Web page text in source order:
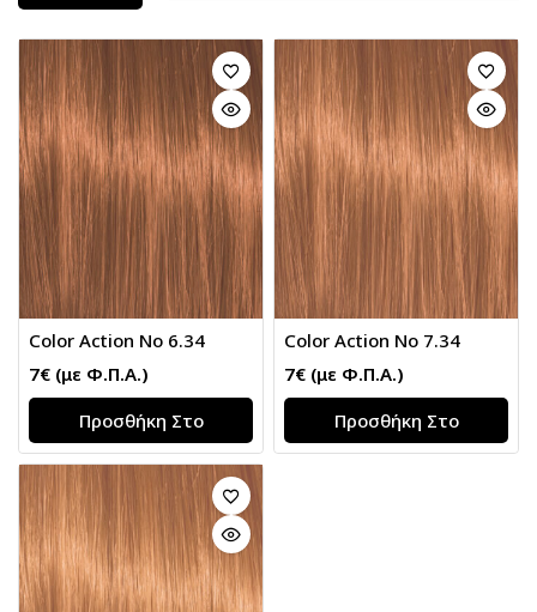
Color Action No 6.34
7€ (με Φ.Π.Α.)
Προσθήκη Στο
Καλάθι
Color Action No 7.34
7€ (με Φ.Π.Α.)
Προσθήκη Στο
Καλάθι